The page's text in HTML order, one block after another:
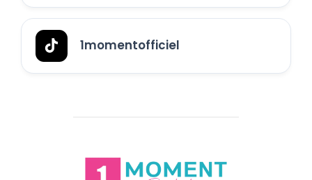
1momentofficiel